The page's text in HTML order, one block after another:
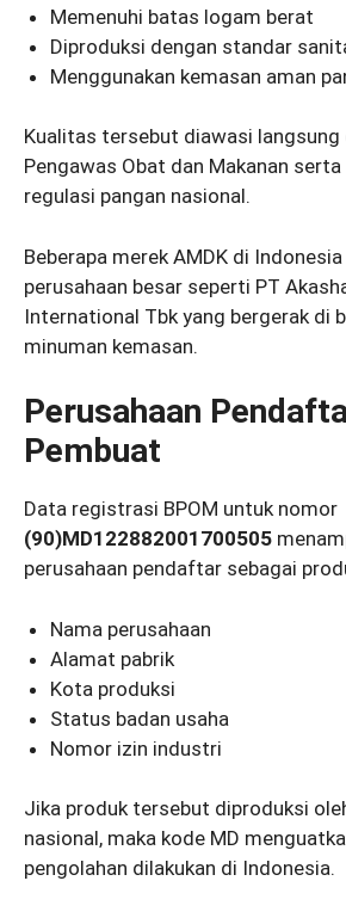
Memenuhi batas logam berat
Diproduksi dengan standar
Menggunakan kemasan aman
Kualitas tersebut diawasi langsung
Pengawas Obat dan Makanan
regulasi pangan nasional.
Beberapa merek AMDK di
perusahaan besar seperti PT
International Tbk yang bergerak di
minuman kemasan.
Perusahaan
Pembuat
Data registrasi BPOM untuk nomor
(90)MD122882001700505
perusahaan pendaftar sebagai
Nama perusahaan
Alamat pabrik
Kota produksi
Status badan usaha
Nomor izin industri
Jika produk tersebut diproduksi
nasional, maka kode MD
pengolahan dilakukan di Indonesia.